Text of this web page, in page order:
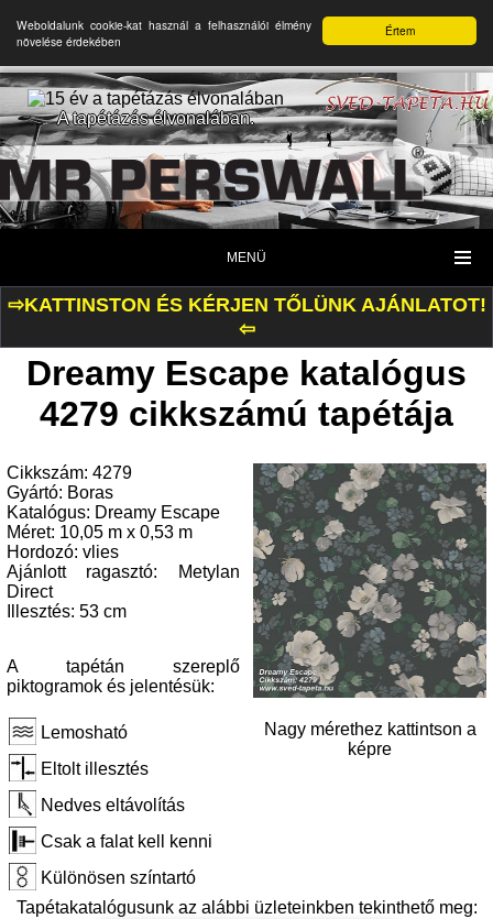
Értem
Weboldalunk cookie-kat használ a felhasználói élmény
növelése érdekében
A tapétázás élvonalában.
MENÜ
⇨KATTINSTON ÉS KÉRJEN TŐLÜNK AJÁNLATOT!
⇦
Dreamy Escape katalógus
4279 cikkszámú tapétája
Cikkszám: 4279
Gyártó: Boras
Katalógus: Dreamy Escape
Méret: 10,05 m x 0,53 m
Hordozó: vlies
Ajánlott ragasztó: Metylan
Direct
Illesztés: 53 cm
A tapétán szereplő
piktogramok és jelentésük:
Lemosható
Eltolt illesztés
Nedves eltávolítás
Csak a falat kell kenni
Különösen színtartó
Nagy mérethez kattintson a
képre
Tapétakatalógusunk az alábbi üzleteinkben tekinthető meg: